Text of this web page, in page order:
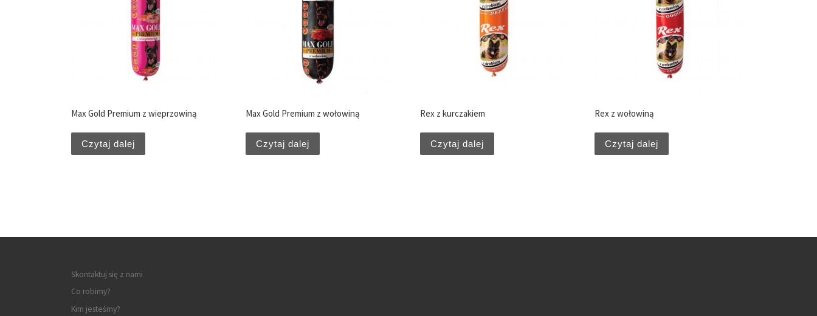
Max Gold Premium z wieprzowiną
Czytaj dalej
Max Gold Premium z wołowiną
Czytaj dalej
Rex z kurczakiem
Czytaj dalej
Rex z wołowiną
Czytaj dalej
Skontaktuj się z nami
Co robimy?
Kim jesteśmy?